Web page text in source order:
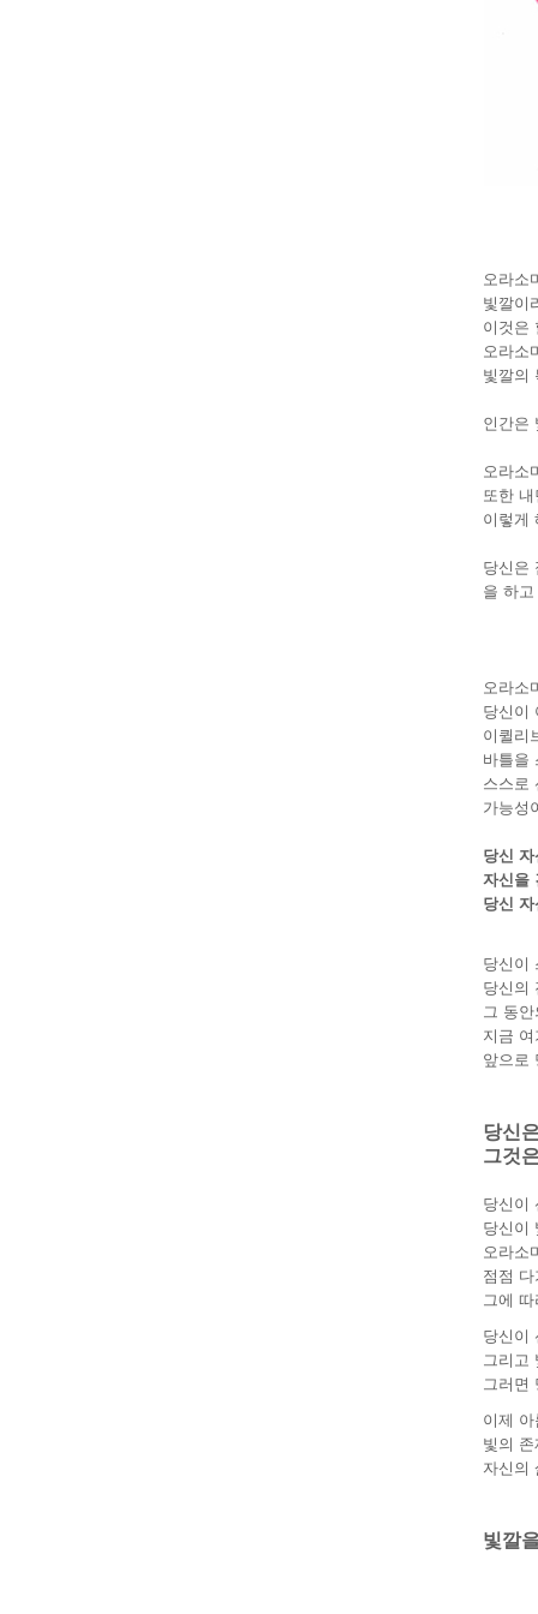
오라소
빛깔이
이것은
오라소
빛깔의
인간은
오라소
또한
이렇게
당신은
을 하
오라소
당신이
이퀼리
바틀을
스스로
가능성
당신
자신을
당신
당신이
당신의
그 동
지금
앞으로
당신
그것
당신이
당신이
오라소
점점
그에
당신이
그리고
그러면
이제
빛의
자신의
빛깔